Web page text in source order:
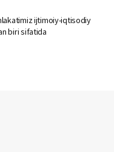
ijtimoiy-iqtisodiy
biri sifatida